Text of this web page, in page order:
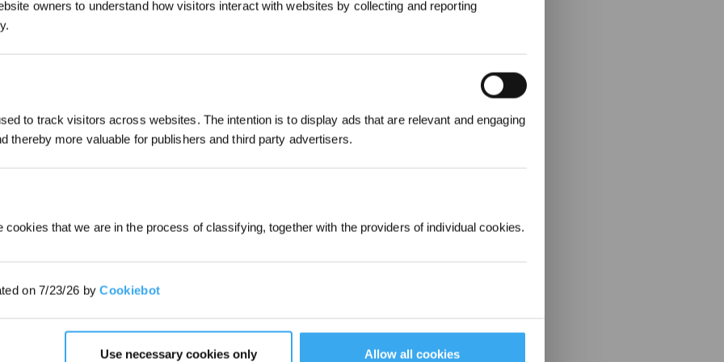
owners to understand how visitors interact with websites by collecting and reporting
to track visitors across websites. The intention is to display ads that are relevant and engaging
thereby more valuable for publishers and third party advertisers.
cookies that we are in the process of classifying, together with the providers of individual cookies.
on 7/23/26 byCookiebot
Use necessary cookies only Allow all cookies
étape par étape ?
par retirer les débris présents en surface.
vous qu’elle soit parfaitement sèche avant de
un sol propre tout en protégeant la finition et la
obtenir une réduction de 30 € sur leur première
commande lorsque le paiement dépasse 1000 €.